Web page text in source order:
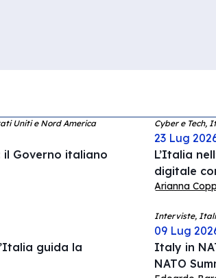
Uniti e Nord America
il Governo italiano
Cyber e Tech,
23 Lug
L’Italia
digitale
Arianna
guida la
Interviste,
09 Lug
Italy in
NATO